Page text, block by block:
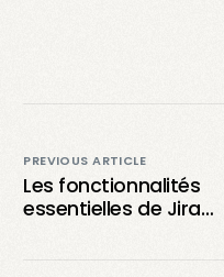
PREVIOUS ARTICLE
Les fonctionnalités
essentielles de Jira